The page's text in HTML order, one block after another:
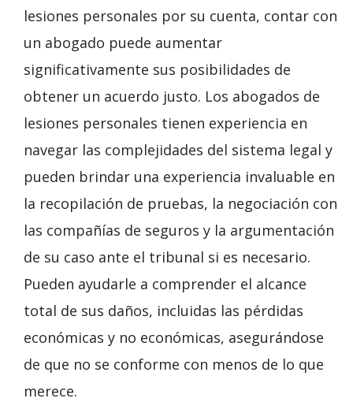
lesiones personales por su cuenta, contar con
un abogado puede aumentar
significativamente sus posibilidades de
obtener un acuerdo justo. Los abogados de
lesiones personales tienen experiencia en
navegar las complejidades del sistema legal y
pueden brindar una experiencia invaluable en
la recopilación de pruebas, la negociación con
las compañías de seguros y la argumentación
de su caso ante el tribunal si es necesario.
Pueden ayudarle a comprender el alcance
total de sus daños, incluidas las pérdidas
económicas y no económicas, asegurándose
de que no se conforme con menos de lo que
merece.